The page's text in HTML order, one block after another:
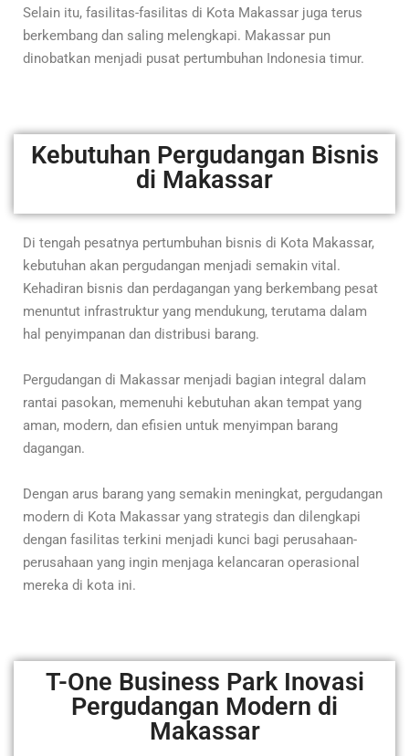
Selain itu, fasilitas-fasilitas di Kota Makassar juga terus
berkembang dan saling melengkapi. Makassar pun
dinobatkan menjadi pusat pertumbuhan Indonesia timur.
Kebutuhan Pergudangan Bisnis
di Makassar
Di tengah pesatnya pertumbuhan bisnis di Kota Makassar,
kebutuhan akan pergudangan menjadi semakin vital.
Kehadiran bisnis dan perdagangan yang berkembang pesat
menuntut infrastruktur yang mendukung, terutama dalam
hal penyimpanan dan distribusi barang.
Pergudangan di Makassar menjadi bagian integral dalam
rantai pasokan, memenuhi kebutuhan akan tempat yang
aman, modern, dan efisien untuk menyimpan barang
dagangan.
Dengan arus barang yang semakin meningkat, pergudangan
modern di Kota Makassar yang strategis dan dilengkapi
dengan fasilitas terkini menjadi kunci bagi perusahaan-
perusahaan yang ingin menjaga kelancaran operasional
mereka di kota ini.
T-One Business Park Inovasi
Pergudangan Modern di
Makassar